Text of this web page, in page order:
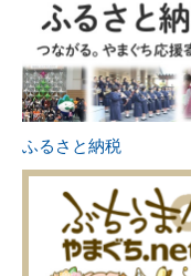
ふるさと納税